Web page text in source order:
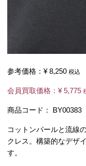
参考価格： ¥ 8,250 税込
会員買取価格： ¥ 5,775
商品コード： BY00383
コットンパールと流線
クレス。構築的なデザ
す。